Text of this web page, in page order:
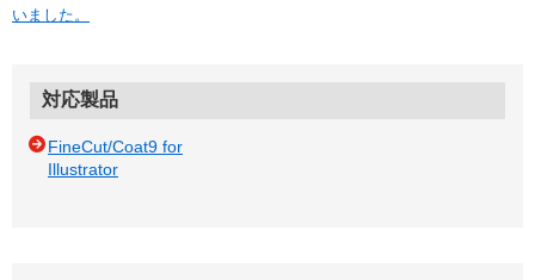
いました。
対応製品
FineCut/Coat9 for
Illustrator